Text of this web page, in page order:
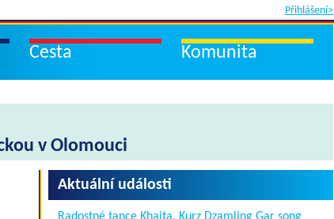
Přihlášení>
Cesta Komunita
v Olomouci
Aktuální události